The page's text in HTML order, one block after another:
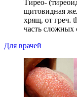
Тирео-
щитовидная
хрящ, от греч.
часть сложных
Для врачей